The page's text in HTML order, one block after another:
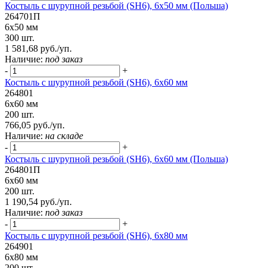
Костыль с шурупной резьбой (SH6), 6х50 мм (Польша)
264701П
6х50 мм
300 шт.
1 581,68 руб./уп.
Наличие: под заказ
-
+
Костыль с шурупной резьбой (SH6), 6х60 мм
264801
6х60 мм
200 шт.
766,05 руб./уп.
Наличие: на складе
-
+
Костыль с шурупной резьбой (SH6), 6х60 мм (Польша)
264801П
6х60 мм
200 шт.
1 190,54 руб./уп.
Наличие: под заказ
-
+
Костыль с шурупной резьбой (SH6), 6х80 мм
264901
6х80 мм